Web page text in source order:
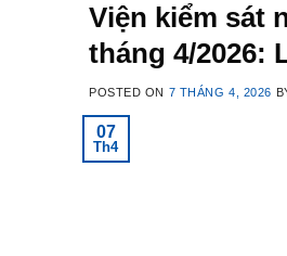
Viện kiểm sát
tháng 4/2026:
POSTED ON 7 THÁNG 4, 2026
07
Th4